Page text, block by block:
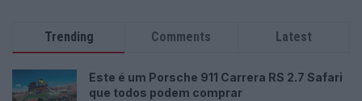
Trending Comments Latest
Este é um Porsche 911 Carrera RS 2.7 Safari
que todos podem comprar